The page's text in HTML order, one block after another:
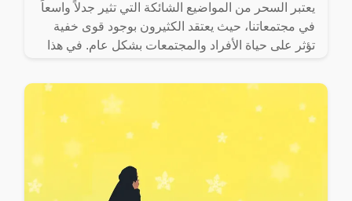
يعتبر السحر من المواضيع الشائكة التي تثير جدلاً واسعاً
في مجتمعاتنا، حيث يعتقد الكثيرون بوجود قوى خفية
تؤثر على حياة الأفراد والمجتمعات بشكل عام. في هذا